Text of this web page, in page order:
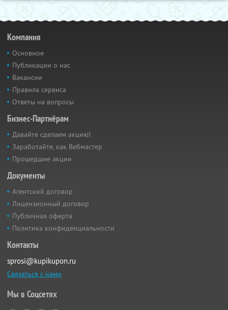
Компания
Основное
Публикации о нас
Вакансии
Правила сервиса
Ответы на вопросы
Бизнес-Партнёрам
Давайте сделаем акцию!
Заработайте, как Вебмастер
Прошедшие акции
Документы
Агентский договор
Лицензионный договор
Публичная оферта
Политика конфиденциальности
Контакты
sprosi@kupikupon.ru
Связаться с нами
Мы в Соцсетях